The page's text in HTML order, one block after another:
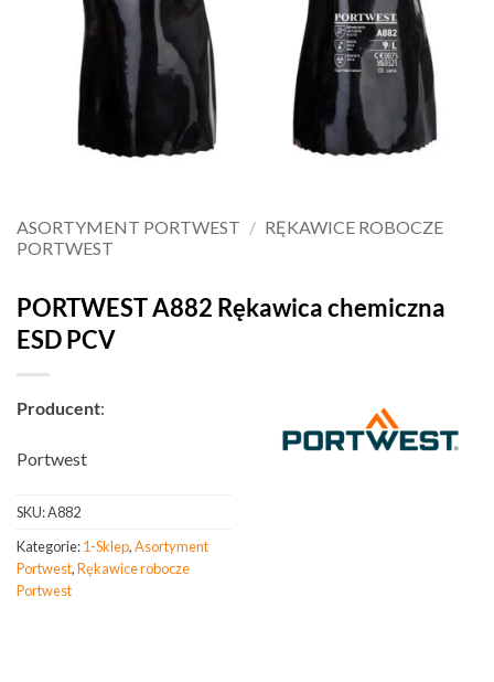
ASORTYMENT PORTWEST / RĘKAWICE ROBOCZE
PORTWEST
PORTWEST A882 Rękawica chemiczna
ESD PCV
Producent:
Portwest
SKU:A882
Kategorie:1-Sklep,Asortyment
Portwest,Rękawice robocze
Portwest